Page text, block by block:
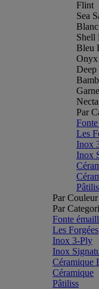
Flint
Sea
Blanc
Shell
Bleu
Onyx
Deep
Par
Les
Inox
Inox
Par Couleur
Par
Fonte
Les Forgées
Inox 3-Ply
Inox
Céramique
Céramique
Pâtiliss